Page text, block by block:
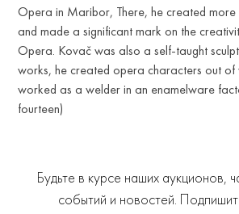
Opera in Maribor, There, he created
and made a significant mark on the
Opera. Kovač was also a self-taught
works, he created opera characters out of
worked as a welder in an enamelware
fourteen)
Будьте в курсе наших аукционов,
событий и новостей.